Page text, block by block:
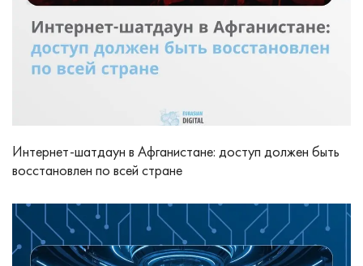
Интернет-шатдаун в Афганистане: доступ должен быть
восстановлен по всей стране